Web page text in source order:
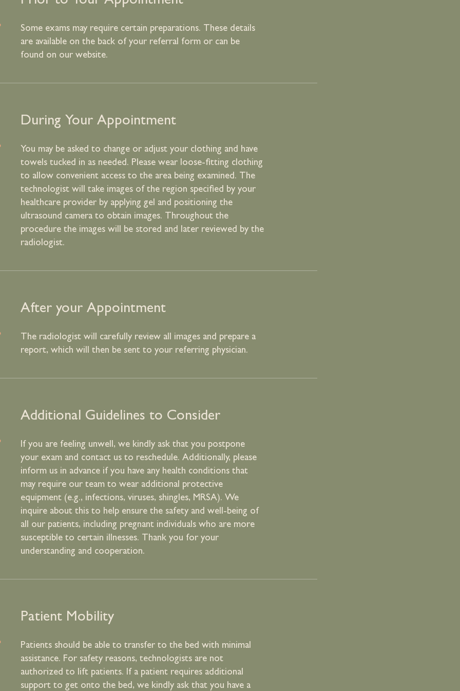
Some exams may require certain preparations. These details
are available on the back of your referral form or can be
found on our website.
During Your Appointment
You may be asked to change or adjust your clothing and have
towels tucked in as needed. Please wear loose-fitting clothing
to allow convenient access to the area being examined. The
technologist will take images of the region specified by your
healthcare provider by applying gel and positioning the
ultrasound camera to obtain images. Throughout the
procedure the images will be stored and later reviewed by the
radiologist.
After your Appointment
The radiologist will carefully review all images and prepare a
report, which will then be sent to your referring physician.
Additional Guidelines to Consider
If you are feeling unwell, we kindly ask that you postpone
your exam and contact us to reschedule. Additionally, please
inform us in advance if you have any health conditions that
may require our team to wear additional protective
equipment (e.g., infections, viruses, shingles, MRSA). We
inquire about this to help ensure the safety and well-being of
all our patients, including pregnant individuals who are more
susceptible to certain illnesses. Thank you for your
understanding and cooperation.
Patient Mobility
Patients should be able to transfer to the bed with minimal
assistance. For safety reasons, technologists are not
authorized to lift patients. If a patient requires additional
support to get onto the bed, we kindly ask that you have a